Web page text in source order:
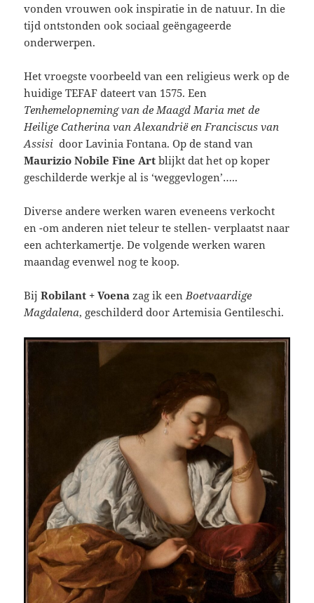
vonden vrouwen ook inspiratie in de natuur. In die
tijd ontstonden ook sociaal geëngageerde
onderwerpen.
Het vroegste voorbeeld van een religieus werk op de
huidige TEFAF dateert van 1575. Een
Tenhemelopneming van de Maagd Maria met de
Heilige Catherina van Alexandrië en Franciscus van
Assisi door Lavinia Fontana. Op de stand van
Maurizio Nobile Fine Art blijkt dat het op koper
geschilderde werkje al is ‘weggevlogen’…..
Diverse andere werken waren eveneens verkocht
en -om anderen niet teleur te stellen- verplaatst naar
een achterkamertje. De volgende werken waren
maandag evenwel nog te koop.
BijRobilant + Voenazag ik eenBoetvaardige
Magdalena, geschilderd door Artemisia Gentileschi.